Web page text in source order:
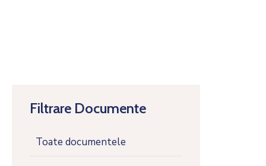
Filtrare Documente
Toate documentele